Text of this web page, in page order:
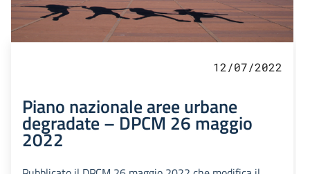
12/07/2022
Piano nazionale aree urbane
degradate – DPCM 26 maggio
2022